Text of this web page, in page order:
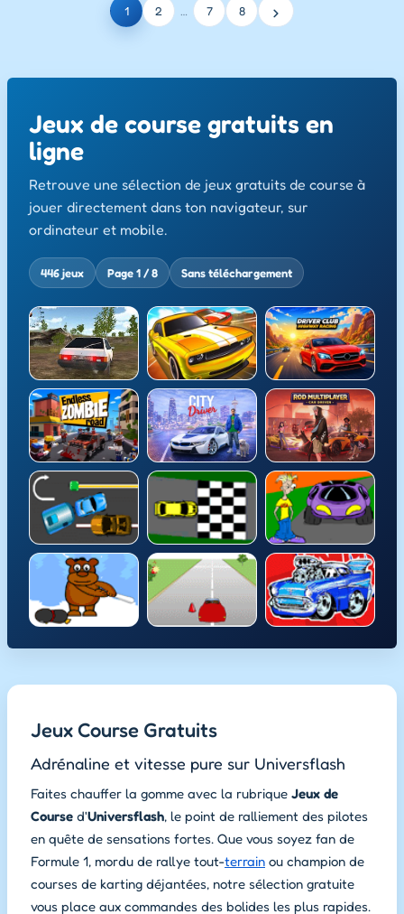
1 2 7 8 ›
Jeux de course gratuits en
ligne
Retrouve une sélection de jeux gratuits de course à
jouer directement dans ton navigateur, sur
ordinateur et mobile.
446 jeux Page 1 / 8 Sans téléchargement
Jeux Course Gratuits
Adrénaline et vitesse pure sur Universflash
Faites chauffer la gomme avec la rubrique Jeux de
Course d'Universflash, le point de ralliement des pilotes
en quête de sensations fortes. Que vous soyez fan de
Formule 1, mordu de rallye tout-terrain ou champion de
courses de karting déjantées, notre sélection gratuite
vous place aux commandes des bolides les plus rapides.